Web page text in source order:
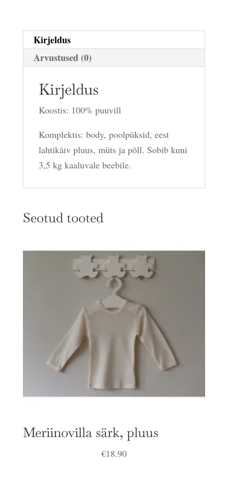
Kirjeldus
Arvustused (0)
Kirjeldus
Koostis: 100% puuvill
Komplektis: body, poolpüksid, eest
lahtikäiv pluus, müts ja põll. Sobib kuni
3,5 kg kaaluvale beebile.
Seotud tooted
Meriinovilla särk, pluus
€18.90